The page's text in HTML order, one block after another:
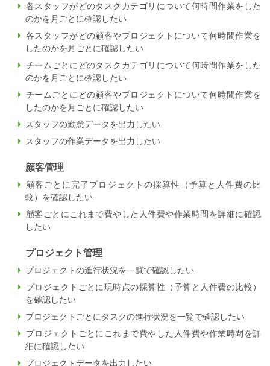
各スタッフがどのタスクカテゴリについて何時間作業をした
のかを月ごとに確認したい
各スタッフがどの顧客やプロジェクトについて何時間作業を
したのかを月ごとに確認したい
チームごとにどのタスクカテゴリについて何時間作業をした
のかを月ごとに確認したい
チームごとにどの顧客やプロジェクトについて何時間作業を
したのかを月ごとに確認したい
スタッフの勤怠データを出力したい
スタッフの作業データを出力したい
顧客管理
顧客ごとに完了プロジェクトの採算性（予算と人件費の比
較）を確認したい
顧客ごとにこれまで費やした人件費や作業時間を詳細に確認
したい
プロジェクト管理
プロジェクトの進行状況を一覧で確認したい
プロジェクトごとに現時点の採算性（予算と人件費の比較）
を確認したい
プロジェクトごとにタスクの進行状況を一覧で確認したい
プロジェクトごとにこれまで費やした人件費や作業時間を詳
細に確認したい
プロジェクトデータを出力したい